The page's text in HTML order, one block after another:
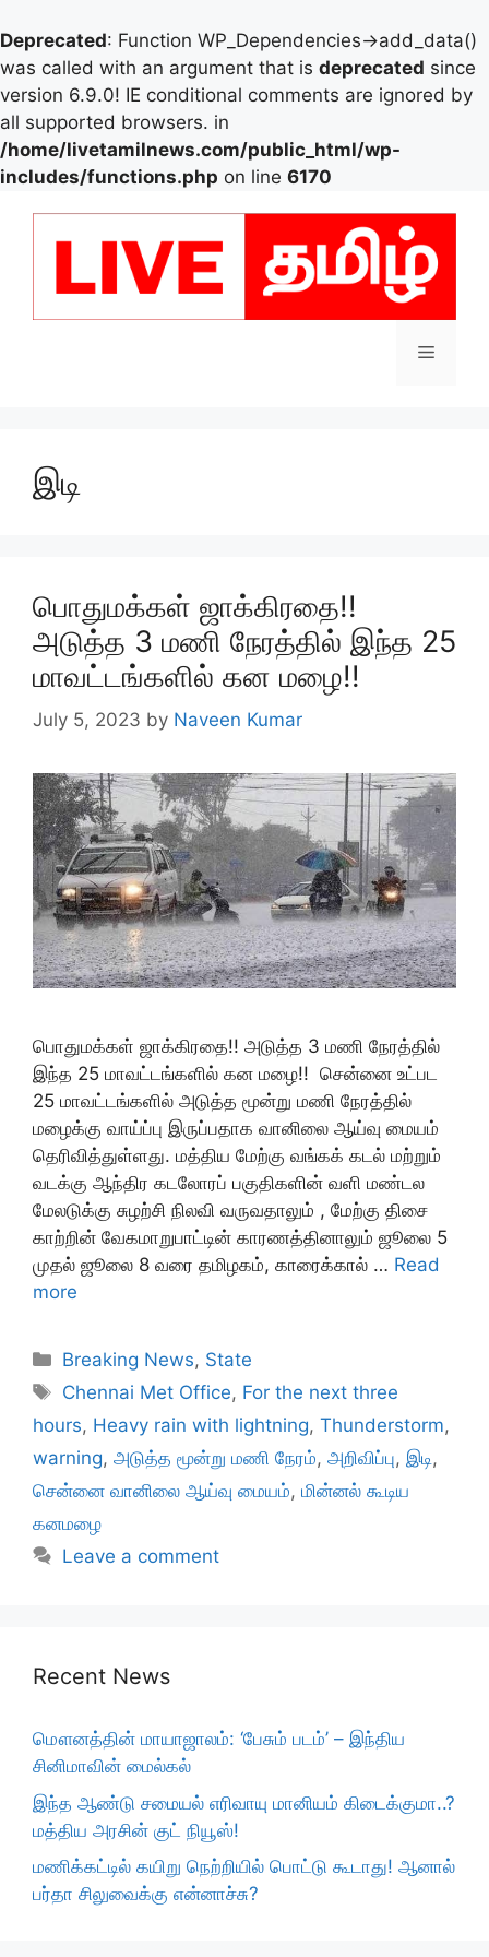
Deprecated: Function WP_Dependencies->add_data()
was called with an argument that is deprecated since
version 6.9.0! IE conditional comments are ignored by
all supported browsers. in
/home/livetamilnews.com/public_html/wp-
includes/functions.php on line 6170
Menu
இடி
பொதுமக்கள் ஜாக்கிரதை!!
அடுத்த 3 மணி நேரத்தில் இந்த 25
மாவட்டங்களில் கன மழை!!
July 5, 2023 by Naveen Kumar
பொதுமக்கள் ஜாக்கிரதை!! அடுத்த 3 மணி நேரத்தில்
இந்த 25 மாவட்டங்களில் கன மழை!! சென்னை உட்பட
25 மாவட்டங்களில் அடுத்த மூன்று மணி நேரத்தில்
மழைக்கு வாய்ப்பு இருப்பதாக வானிலை ஆய்வு மையம்
தெரிவித்துள்ளது. மத்திய மேற்கு வங்கக் கடல் மற்றும்
வடக்கு ஆந்திர கடலோரப் பகுதிகளின் வளி மண்டல
மேலடுக்கு சுழற்சி நிலவி வருவதாலும் , மேற்கு திசை
காற்றின் வேகமாறுபாட்டின் காரணத்தினாலும் ஜூலை 5
முதல் ஜூலை 8 வரை தமிழகம், காரைக்கால் … Read
more
Categories
Breaking News, State
Tags
Chennai Met Office, For the next three
hours, Heavy rain with lightning, Thunderstorm,
warning, அடுத்த மூன்று மணி நேரம், அறிவிப்பு, இடி,
சென்னை வானிலை ஆய்வு மையம், மின்னல் கூடிய
கனமழை
Leave a comment
Recent News
மௌனத்தின் மாயாஜாலம்: ‘பேசும் படம்’ – இந்திய
சினிமாவின் மைல்கல்
இந்த ஆண்டு சமையல் எரிவாயு மானியம் கிடைக்குமா..?
மத்திய அரசின் குட் நியூஸ்!
மணிக்கட்டில் கயிறு நெற்றியில் பொட்டு கூடாது! ஆனால்
பர்தா சிலுவைக்கு என்னாச்சு?